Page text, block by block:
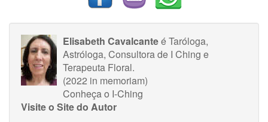
Elisabeth Cavalcanteé Taróloga,
Astróloga, Consultora de I Ching e
Terapeuta Floral.
(2022 in memoriam)
Conheça o I-Ching
Visite o Site do Autor